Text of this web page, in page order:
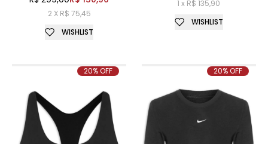
2 X R$ 75,45
WISHLIST
1 x R$ 135,90
WISHLIST
20% OFF 20% OFF